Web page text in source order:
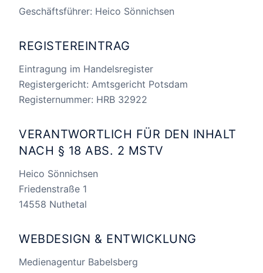
Geschäftsführer: Heico Sönnichsen
REGISTEREINTRAG
Eintragung im Handelsregister
Registergericht: Amtsgericht Potsdam
Registernummer: HRB 32922
VERANTWORTLICH FÜR DEN INHALT
NACH § 18 ABS. 2 MSTV
Heico Sönnichsen
Friedenstraße 1
14558 Nuthetal
WEBDESIGN & ENTWICKLUNG
Medienagentur Babelsberg